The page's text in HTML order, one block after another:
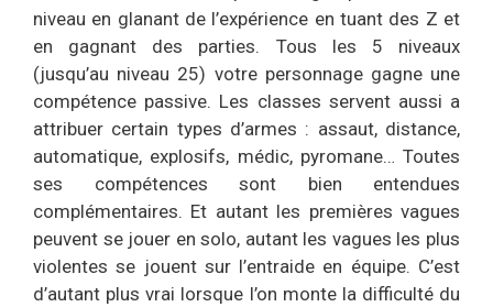
niveau en glanant de l’expérience en tuant des Z et
en gagnant des parties. Tous les 5 niveaux
(jusqu’au niveau 25) votre personnage gagne une
compétence passive. Les classes servent aussi a
attribuer certain types d’armes : assaut, distance,
automatique, explosifs, médic, pyromane… Toutes
ses compétences sont bien entendues
complémentaires. Et autant les premières vagues
peuvent se jouer en solo, autant les vagues les plus
violentes se jouent sur l’entraide en équipe. C’est
d’autant plus vrai lorsque l’on monte la difficulté du